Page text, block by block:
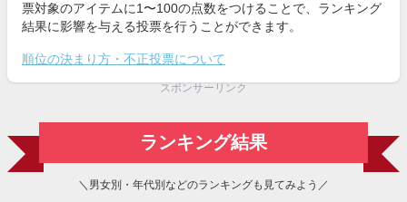
票対象のアイテムに1〜100の点数をつけることで、ランキング
結果に影響を与える投票を行うことができます。
順位の決まり方・不正投票について
スポンサーリンク
ランキング結果
＼男女別・年代別などのランキングも見てみよう／